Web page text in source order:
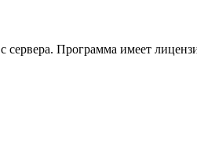
с сервера. Программа имеет